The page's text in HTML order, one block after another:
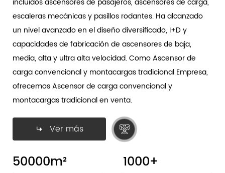
incluidos ascensores de pasajeros, ascensores de carga,
escaleras mecánicas y pasillos rodantes. Ha alcanzado
un nivel avanzado en el diseño diversificado, I+D y
capacidades de fabricación de ascensores de baja,
media, alta y ultra alta velocidad. ComoAscensor de
carga convencional y montacargas tradicional Empresa,
ofrecemos Ascensor de carga convencional y
montacargas tradicional en venta.
Ver más
50000m² 1000+